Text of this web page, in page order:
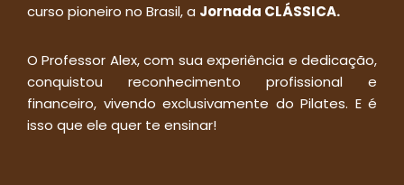
curso pioneiro no Brasil, a Jornada CLÁSSICA.
O Professor Alex, com sua experiência e dedicação,
conquistou reconhecimento profissional e
financeiro, vivendo exclusivamente do Pilates. E é
isso que ele quer te ensinar!